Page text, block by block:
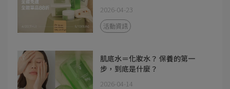
2026-04-23
活動資訊
肌底水＝化妝水？ 保養的第一
步，到底是什麼？
2026-04-14